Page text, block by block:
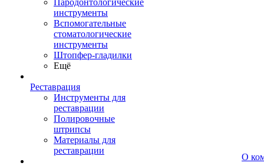
Пародонтологические
инструменты
Вспомогательные
стоматологические
инструменты
Штопфер-гладилки
Ещё
Реставрация
Инструменты для
реставрации
Полировочные
штрипсы
Материалы для
реставрации
О